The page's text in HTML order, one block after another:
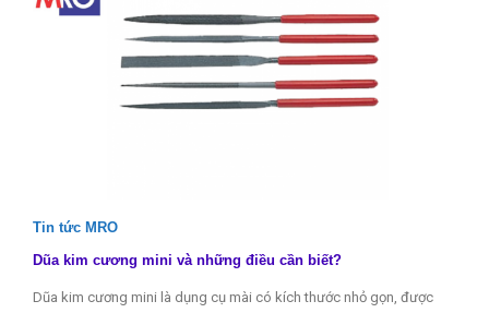
Tin tức MRO
Dũa kim cương mini và những điều cần biết?
Dũa kim cương mini là dụng cụ mài có kích thước nhỏ gọn, được